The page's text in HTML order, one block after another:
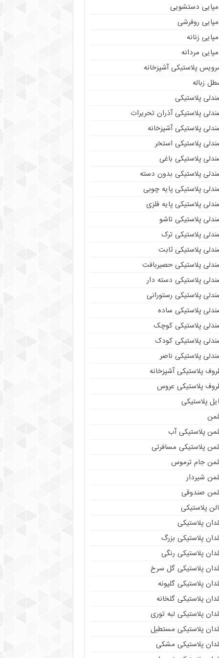
دستشویی
روفرشی
زنانه
مردانه
پلاستیکی آشپزخانه
زباله
پلاستیکی
پلاستیکی آذران تحریرات
پلاستیکی آشپزخانه
پلاستیکی استخر
پلاستیکی باغی
پلاستیکی بدون دسته
پلاستیکی پایه چوبی
پلاستیکی پایه فلزی
پلاستیکی تاشو
پلاستیکی ترک
پلاستیکی ثابت
پلاستیکی حصیربافت
پلاستیکی دسته دار
پلاستیکی رستورانی
پلاستیکی ساده
پلاستیکی کوچک
پلاستیکی کودک
پلاستیکی ناصر
پلاستیکی آشپزخانه
پلاستیکی عروس
پلاستیکی
پلاستیکی آب
پلاستیکی مسافرتی
جام ترموس
شیردار
صندوقی
پلاستیکی
پلاستیکی
پلاستیکی بزرگ
پلاستیکی رنگی
پلاستیکی گل سرخ
پلاستیکی گلپونه
پلاستیکی گلخانه
پلاستیکی لبه توری
پلاستیکی مستطیل
پلاستیکی مشکی